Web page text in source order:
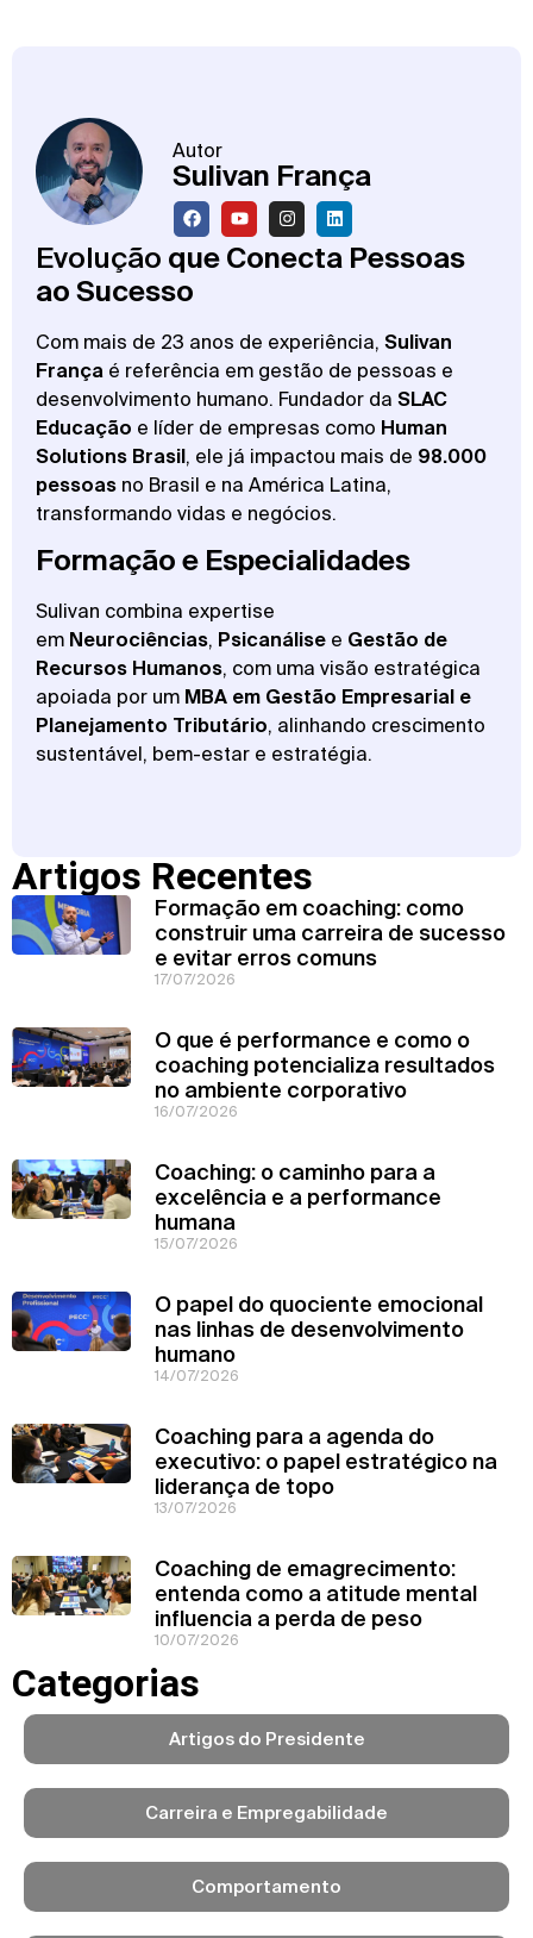
Autor
Sulivan França
Evolução que Conecta Pessoas
ao Sucesso
Com mais de 23 anos de experiência, Sulivan
França é referência em gestão de pessoas e
desenvolvimento humano. Fundador da SLAC
Educação e líder de empresas como Human
Solutions Brasil, ele já impactou mais de 98.000
pessoas no Brasil e na América Latina,
transformando vidas e negócios.
Formação e Especialidades
Sulivan combina expertise
em Neurociências, Psicanálise e Gestão de
Recursos Humanos, com uma visão estratégica
apoiada por um MBA em Gestão Empresarial e
Planejamento Tributário, alinhando crescimento
sustentável, bem-estar e estratégia.
Artigos Recentes
Formação em coaching: como
construir uma carreira de sucesso
e evitar erros comuns
17/07/2026
O que é performance e como o
coaching potencializa resultados
no ambiente corporativo
16/07/2026
Coaching: o caminho para a
excelência e a performance
humana
15/07/2026
O papel do quociente emocional
nas linhas de desenvolvimento
humano
14/07/2026
Coaching para a agenda do
executivo: o papel estratégico na
liderança de topo
13/07/2026
Coaching de emagrecimento:
entenda como a atitude mental
influencia a perda de peso
10/07/2026
Categorias
Artigos do Presidente
Carreira e Empregabilidade
Comportamento